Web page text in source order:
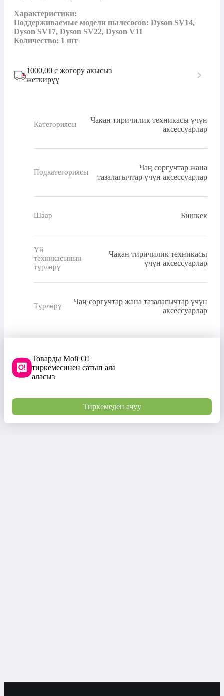
Характеристики:
Поддерживаемые модели пылесосов: Dyson SV14,
Dyson SV17, Dyson SV22, Dyson V11
Количество: 1 шт
1000,00 с жогору акысыз
жеткирүү
Категориясы
Чакан тиричилик техникасы үчүн
аксессуарлар
Подкатегориясы
Чаң соргучтар жана
тазалагычтар үчүн аксессуарлар
Шаар Бишкек
Үй
техникасынын
түрлөрү
Чакан тиричилик техникасы
үчүн аксессуарлар
Түрлөрү
Чаң соргучтар жана тазалагычтар үчүн
аксессуарлар
Товарды Мой О!
тиркемесинен сатып ала
аласыз
Тиркемеден ачуу